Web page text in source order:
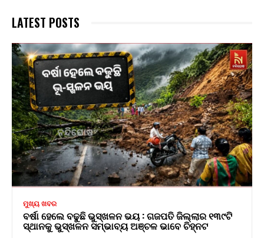
LATEST POSTS
ମୁଖ୍ୟ ଖବର
ବର୍ଷା ହେଲେ ବଢୁଛି ଭୁସ୍ଖଳନ ଭୟ : ଗଜପତି ଜିଲ୍ଲାର ୧୩୯ଟି
ସ୍ଥାନକୁ ଭୁସ୍ଖଳନ ସମ୍ଭାବ୍ୟ ଅଞ୍ଚଳ ଭାବେ ଚିହ୍ନଟ